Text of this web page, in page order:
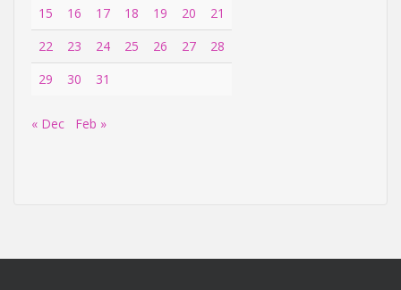
15
16 17 18 19 20
21
22
23 24 25 26 27
28
29
30 31
« Dec Feb »